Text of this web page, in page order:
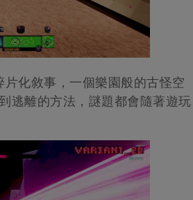
片化敘事，一個樂園般的古怪空
逃離的方法，謎題都會隨著遊玩